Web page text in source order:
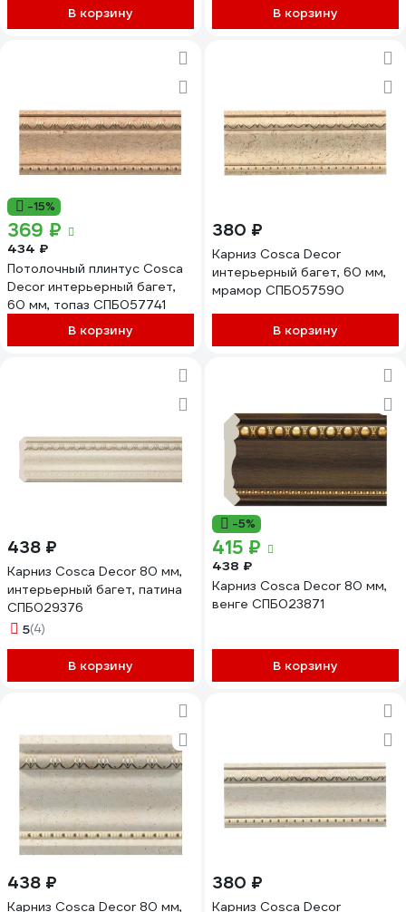
В корзину В корзину
-15%
369 ₽
434 ₽
Потолочный плинтус Cosca
Decor интерьерный багет,
60 мм, топаз СПБ057741
В корзину
380 ₽
Карниз Cosca Decor
интерьерный багет, 60 мм,
мрамор СПБ057590
В корзину
438 ₽
Карниз Cosca Decor 80 мм,
интерьерный багет, патина
СПБ029376
5(4)
В корзину
-5%
415 ₽
438 ₽
Карниз Cosca Decor 80 мм,
венге СПБ023871
В корзину
438 ₽
Карниз Cosca Decor 80 мм,
380 ₽
Карниз Cosca Decor